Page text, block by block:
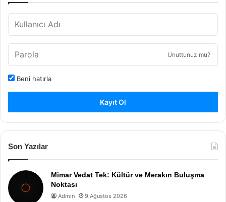
Unuttunuz mu?
Beni hatırla
Kayıt Ol
Son Yazılar
Mimar Vedat Tek: Kültür ve Merakın Buluşma
Noktası
Admin 9 Ağustos 2026